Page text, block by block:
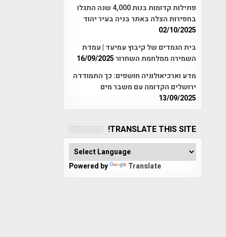
פתילות קדומות בנות 4,000 שנה התגלו
בחפירות הצלה באתר בניה בעיר יהוד
02/10/2025
בית הגמדים של קיבוץ עמיעד | עמדת
השמירה ממלחמת השחרור16/09/2025
מדע וארכיאולוגיה חושפים: כך התמודדה
ירושלים הקדומה עם משבר מים
13/09/2025
TRANSLATE THIS SITE!
Powered by Translate